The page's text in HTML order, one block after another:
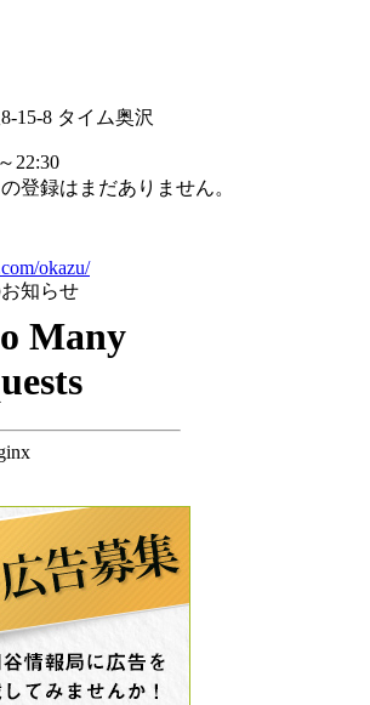
15-8 タイム奥沢
22:30
登録はまだありません。
okazu/
知らせ